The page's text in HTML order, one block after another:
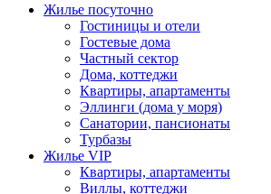
Жилье посуточно
Гостиницы и отели
Гостевые дома
Частный сектор
Дома, коттеджи
Квартиры, апартаменты
Эллинги (дома у моря)
Санатории, пансионаты
Турбазы
Жилье VIP
Квартиры, апартаменты
Виллы, коттеджи